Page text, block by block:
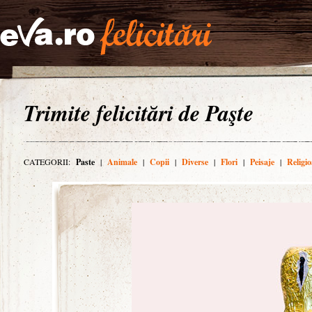
Trimite felicitări de Paşte
CATEGORII: Paste | Animale | Copii | Diverse | Flori | Peisaje |